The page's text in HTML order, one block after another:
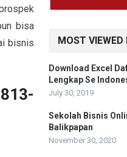
bisa
bisnis
MOST
Download Excel
Lengkap Se
July 30, 2019
Sekolah Bisnis
Balikpapan
November 30, 2020